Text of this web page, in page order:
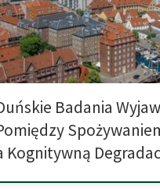
badań, które ostatecznie nie
związku między […]
Badania
Kognitywną